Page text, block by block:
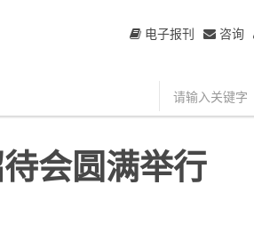
电子报刊 咨询
会圆满举行